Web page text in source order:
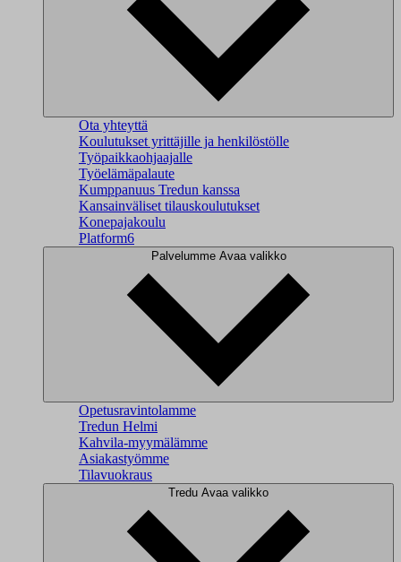
Ota yhteyttä
Koulutukset yrittäjille ja henkilöstölle
Työpaikkaohjaajalle
Työelämäpalaute
Kumppanuus Tredun kanssa
Kansainväliset tilauskoulutukset
Konepajakoulu
Platform6
Palvelumme Avaa valikko
Opetusravintolamme
Tredun Helmi
Kahvila-myymälämme
Asiakastyömme
Tilavuokraus
Tredu Avaa valikko